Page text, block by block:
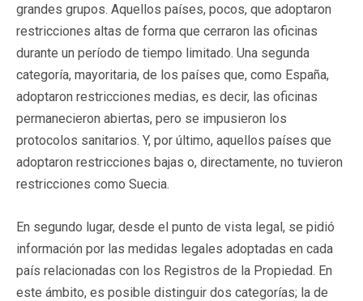
grandes grupos. Aquellos países, pocos, que adoptaron
restricciones altas de forma que cerraron las oficinas
durante un período de tiempo limitado. Una segunda
categoría, mayoritaria, de los países que, como España,
adoptaron restricciones medias, es decir, las oficinas
permanecieron abiertas, pero se impusieron los
protocolos sanitarios. Y, por último, aquellos países que
adoptaron restricciones bajas o, directamente, no tuvieron
restricciones como Suecia.
En segundo lugar, desde el punto de vista legal, se pidió
información por las medidas legales adoptadas en cada
país relacionadas con los Registros de la Propiedad. En
este ámbito, es posible distinguir dos categorías; la de